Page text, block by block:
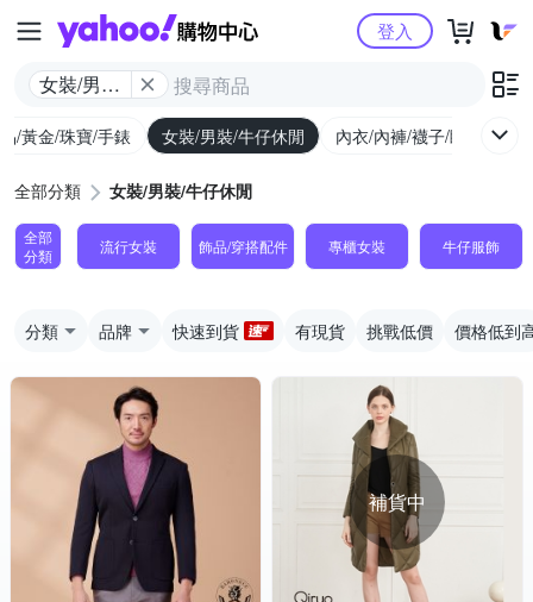
Yahoo購物中心
女裝/男裝/
登入
/黃金/珠寶/手錶 女裝/男裝/牛仔休閒 內衣/內褲/襪子/睡衣
全部分類 女裝/男裝/牛仔休閒
全部
分類
流行女裝 飾品​/​穿搭​配件 專櫃女裝 牛仔服飾
分類 品牌 快速到貨 有現貨 挑戰低價 價格低到
補貨中